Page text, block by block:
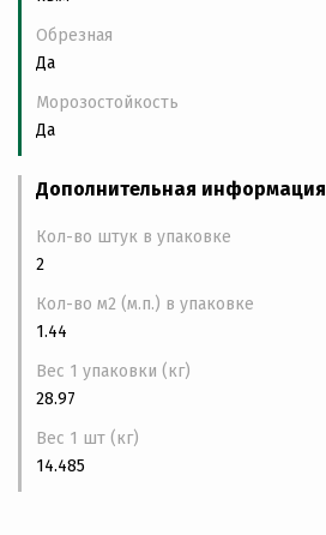
Обрезная
Да
Морозостойкость
Да
Дополнительная информация
Кол-во штук в упаковке
2
Кол-во м2 (м.п.) в упаковке
1.44
Вес 1 упаковки (кг)
28.97
Вес 1 шт (кг)
14.485